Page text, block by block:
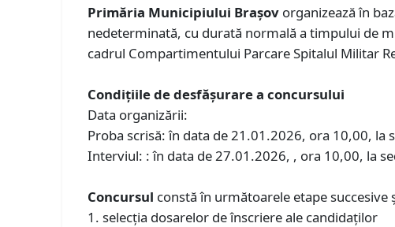
Primăria Municipiului Braşov organizează în
nedeterminată, cu durată normală a timpului de
cadrul Compartimentului Parcare Spitalul Militar
Condiţiile de desfăşurare a concursului
Data organizării:
Proba scrisă: în data de 21.01.2026, ora 10,00,
Interviul: : în data de 27.01.2026, , ora 10,00, la
Concursul constă în următoarele etape succesive
1. selecţia dosarelor de înscriere ale candidaţilor